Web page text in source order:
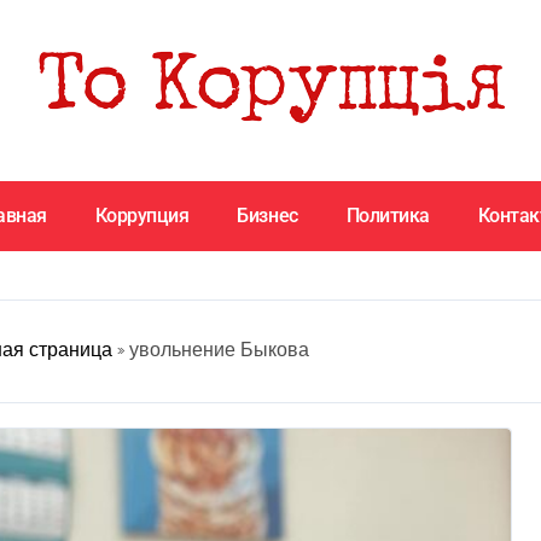
Коррупция Бизнес Политика
страница »увольнение Быкова